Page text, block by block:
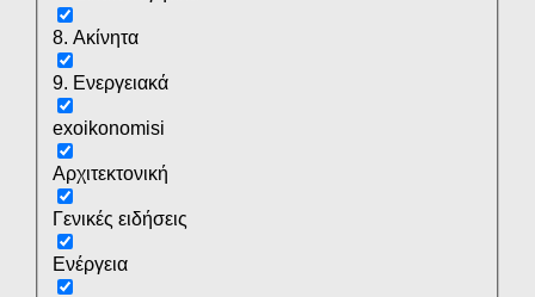
8. Ακίνητα
9. Ενεργειακά
exoikonomisi
Αρχιτεκτονική
Γενικές ειδήσεις
Ενέργεια